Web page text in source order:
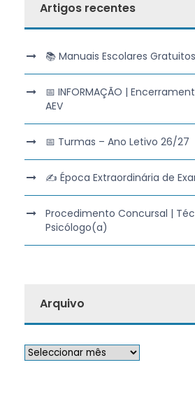
Artigos recentes
📚 Manuais Escolares Gratuitos
📅 INFORMAÇÃO |
AEV
📅 Turmas – Ano Letivo 26/27
✍️ Época Extraordinária de
Procedimento Concursal |
Psicólogo(a)
Arquivo